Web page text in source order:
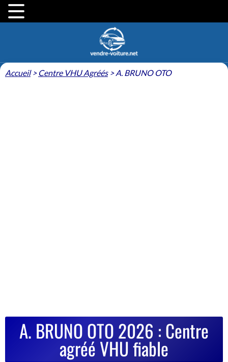
Accueil> Centre VHU Agréés>A. BRUNO OTO
A. BRUNO OTO 2026 : Centre
agréé VHU fiable